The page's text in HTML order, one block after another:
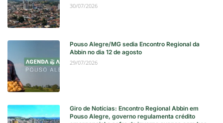
30/07/2026
Pouso Alegre/MG sedia Encontro Regional da
Abbin no dia 12 de agosto
29/07/2026
Giro de Notícias: Encontro Regional Abbin em
Pouso Alegre, governo regulamenta crédito